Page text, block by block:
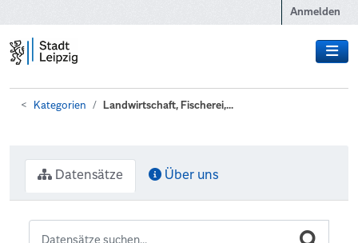
Anmelden
Kategorien Landwirtschaft, Fischerei,...
Datensätze Über uns